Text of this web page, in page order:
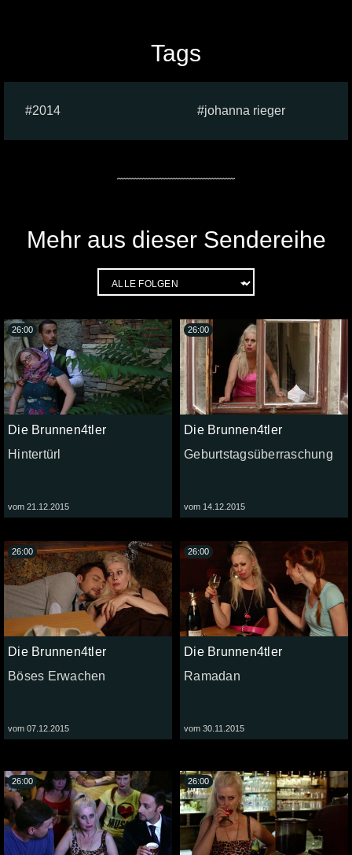
Tags
2014 johanna rieger
Mehr aus dieser Sendereihe
Die Brunnen4tler
Hintertürl
vom 21.12.2015
26:00
Die Brunnen4tler
Geburtstagsüberraschung
vom 14.12.2015
26:00
Die Brunnen4tler
Böses Erwachen
vom 07.12.2015
26:00
Die Brunnen4tler
Ramadan
vom 30.11.2015
26:00
26:00 26:00